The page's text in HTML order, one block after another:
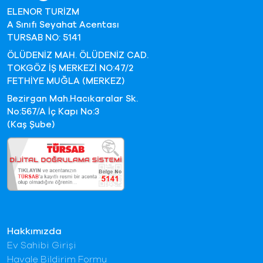
Hakkımızda
Ev Sahibi Girişi
Havale Bildirim Formu
ELENOR TURİZM
A Sınıfı Seyahat Acentası
TURSAB NO: 5141
ÖLÜDENİZ MAH. ÖLÜDENİZ CAD.
TOKGÖZ İŞ MERKEZİ NO:47/2
FETHİYE MUĞLA (MERKEZ)
Bezirgan Mah.Hacıkaralar Sk.
No:567/A İç Kapı No:3
(Kaş Şube)